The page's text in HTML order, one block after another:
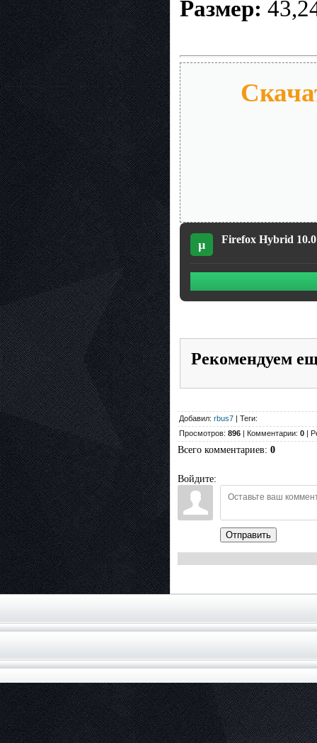
Размер:
µ Firefox Hybrid
Рекомендуем
Добавил: rbus7 | Теги:
Просмотров: 896 | Комментарии: 0 |
Всего комментариев: 0
Войдите:
Отправить